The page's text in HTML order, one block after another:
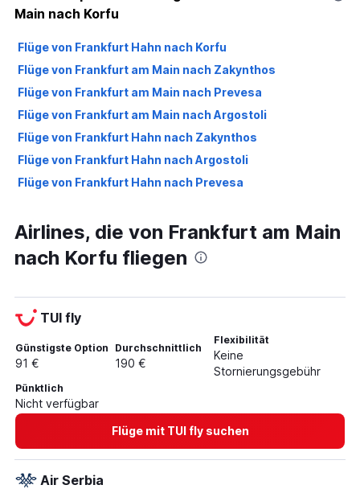
Main nach Korfu
Flüge von Frankfurt Hahn nach Korfu
Flüge von Frankfurt am Main nach Zakynthos
Flüge von Frankfurt am Main nach Prevesa
Flüge von Frankfurt am Main nach Argostoli
Flüge von Frankfurt Hahn nach Zakynthos
Flüge von Frankfurt Hahn nach Argostoli
Flüge von Frankfurt Hahn nach Prevesa
Airlines, die von Frankfurt am Main
nach Korfu fliegen
TUI fly
Günstigste Option
91 €
Durchschnittlich
190 €
Flexibilität
Keine
Stornierungsgebühr
Pünktlich
Nicht verfügbar
Flüge mit TUI fly suchen
Air Serbia